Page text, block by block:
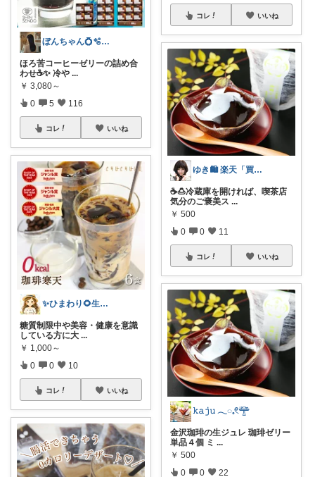
ぼんちゃん💍🫧経由購入感謝✨
ほろ苦コーヒーゼリーの詰め合
わせ☕✨ 冷や ...
￥ 3,080～
0 5 116
コレ いいね
✨ひまわり🌻生活雑貨・純喫茶✨
糖質制限中や美容・健康を意識
している方に大 ...
￥ 1,000～
0 0 10
コレ いいね
コレ いいね
ゆき🛍️ 楽天「買ってよかった」を厳選
☕🍮冷蔵庫を開ければ、喫茶店
気分のご褒美ス ...
￥ 500
0 0 11
コレ いいね
𝚔𝚊𝚓𝚞 𓂃◌𓈒𓏲𓊯
金沢珈琲の生ジュレ 珈琲ゼリー
単品４個 ミ ...
￥ 500
0 0 22